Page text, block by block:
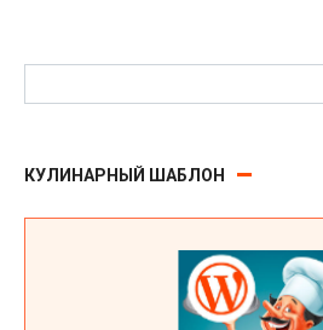
КУЛИНАРНЫЙ ШАБЛОН